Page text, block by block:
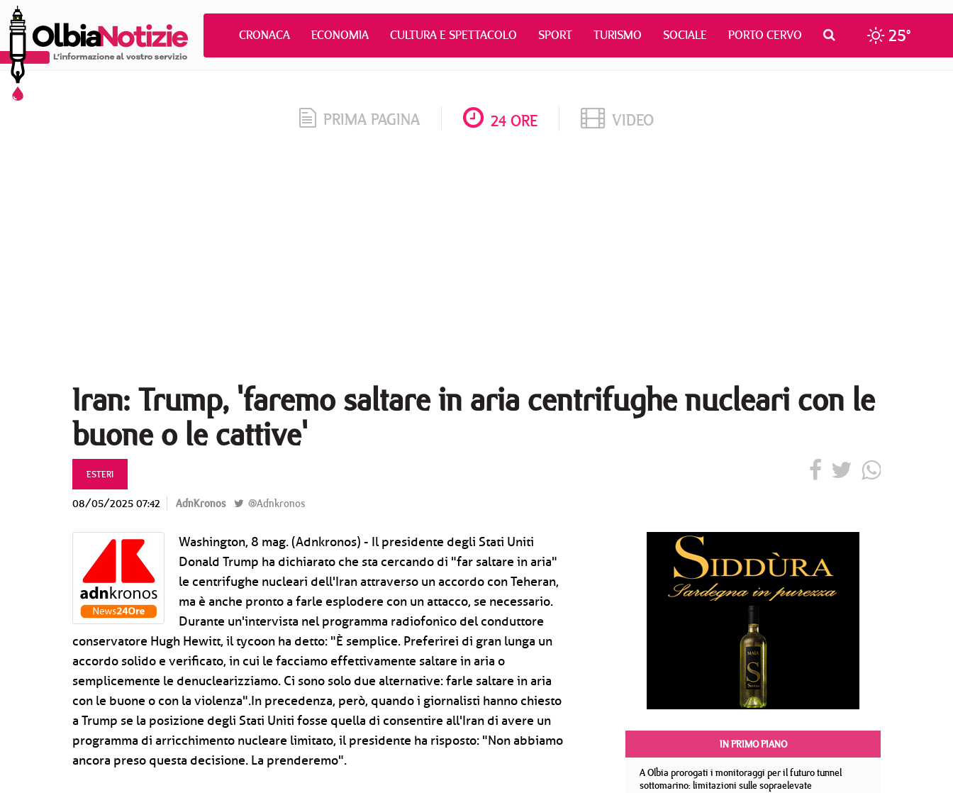
CRONACA ECONOMIA CULTURA E SPETTACOLO SPORT TURISMO SOCIALE PORTO CERVO 25°
PRIMA PAGINA 24 ORE VIDEO
Iran: Trump, 'faremo saltare in aria centrifughe nucleari con le
buone o le cattive'
ESTERI
08/05/2025 07:42 AdnKronos @Adnkronos
Washington, 8 mag. (Adnkronos) - Il presidente degli Stati Uniti
Donald Trump ha dichiarato che sta cercando di "far saltare in aria"
le centrifughe nucleari dell'Iran attraverso un accordo con Teheran,
ma è anche pronto a farle esplodere con un attacco, se necessario.
Durante un'intervista nel programma radiofonico del conduttore
conservatore Hugh Hewitt, il tycoon ha detto: "È semplice. Preferirei di gran lunga un
accordo solido e verificato, in cui le facciamo effettivamente saltare in aria o
semplicemente le denuclearizziamo. Ci sono solo due alternative: farle saltare in aria
con le buone o con la violenza".In precedenza, però, quando i giornalisti hanno chiesto
a Trump se la posizione degli Stati Uniti fosse quella di consentire all'Iran di avere un
programma di arricchimento nucleare limitato, il presidente ha risposto: "Non abbiamo
ancora preso questa decisione. La prenderemo".
IN PRIMO PIANO
A Olbia prorogati i monitoraggi per il futuro tunnel
sottomarino: limitazioni sulle sopraelevate